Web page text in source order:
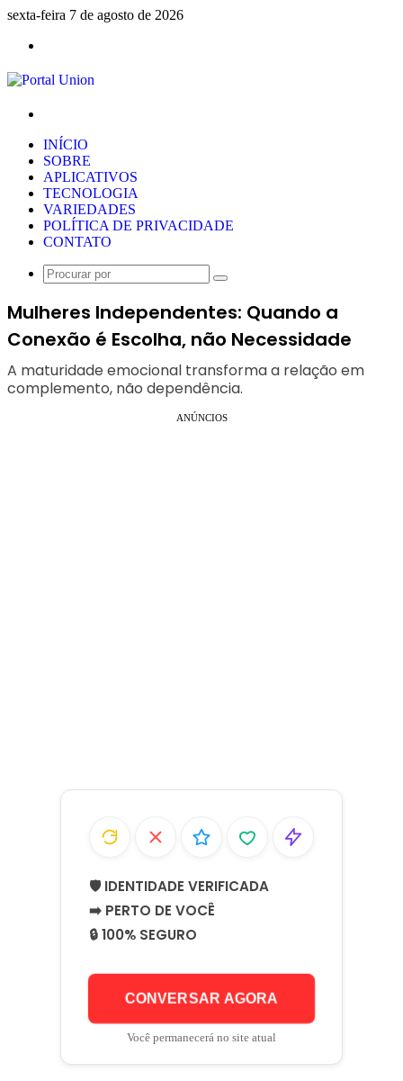
sexta-feira 7 de agosto de 2026
INÍCIO
SOBRE
APLICATIVOS
TECNOLOGIA
VARIEDADES
POLÍTICA DE PRIVACIDADE
CONTATO
Procurar
Mulheres Independentes: Quando a
Conexão é Escolha, não Necessidade
A maturidade emocional transforma a relação em
complemento, não dependência.
ANÚNCIOS
🛡️ IDENTIDADE VERIFICADA
➡️ PERTO DE VOCÊ
🔒 100% SEGURO
CONVERSAR AGORA
Você permanecerá no site atual